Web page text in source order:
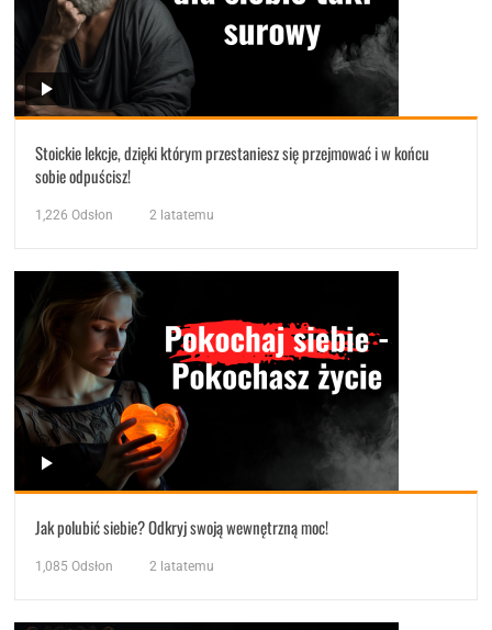
Stoickie lekcje, dzięki którym przestaniesz się przejmować i w końcu
sobie odpuścisz!
1,226 Odsłon 2 latatemu
Jak polubić siebie? Odkryj swoją wewnętrzną moc!
1,085 Odsłon 2 latatemu